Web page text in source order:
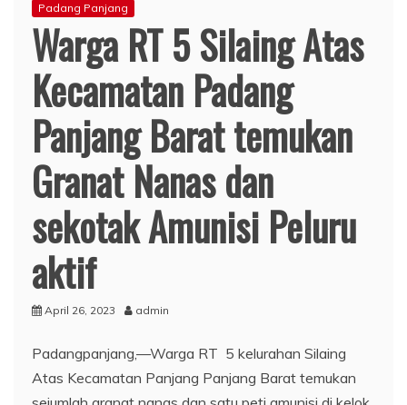
Padang Panjang
Warga RT 5 Silaing Atas
Kecamatan Padang
Panjang Barat temukan
Granat Nanas dan
sekotak Amunisi Peluru
aktif
April 26, 2023 admin
Padangpanjang,—Warga RT 5 kelurahan Silaing
Atas Kecamatan Panjang Panjang Barat temukan